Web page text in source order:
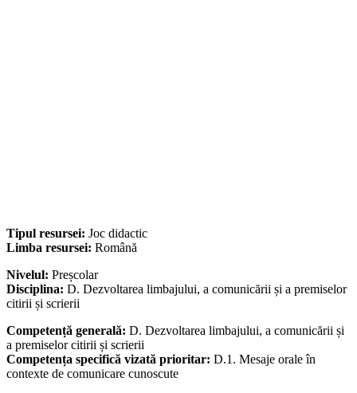
Tipul resursei: Joc didactic
Limba resursei: Română
Nivelul: Preșcolar
Disciplina: D. Dezvoltarea limbajului, a comunicării și a premiselor
citirii și scrierii
Competență generală: D. Dezvoltarea limbajului, a comunicării și
a premiselor citirii și scrierii
Competența specifică vizată prioritar: D.1. Mesaje orale în
contexte de comunicare cunoscute